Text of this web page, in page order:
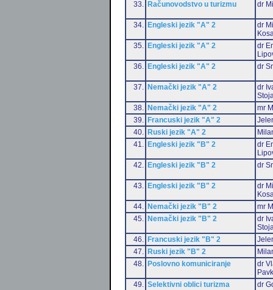
33.
Računovodstvo u turizmu dr
34. Engleski jezik "A" 2
dr
35.
Engleski jezik "A" 2
dr
36.
Engleski jezik "A" 2 dr
37. Nemački jezik "A" 2
dr
38.
Nemački jezik "A" 2
mr
39.
Francuski jezik "A" 2
40.
Ruski jezik "A" 2
41.
Engleski jezik "B" 2
dr
42.
Engleski jezik "B" 2 dr
43. Engleski jezik "B" 2
dr
44.
Nemački jezik "B" 2
mr
45.
Nemački jezik "B" 2
dr
46.
Francuski jezik "B" 2
47.
Ruski jezik "B" 2
48.
Poslovno komuniciranje
dr
49.
Selektivni oblici turizma
dr